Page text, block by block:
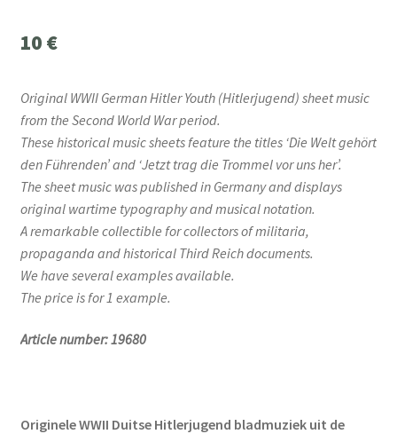
10 €
Original WWII German Hitler Youth (Hitlerjugend) sheet music
from the Second World War period.
These historical music sheets feature the titles ‘Die Welt gehört
den Führenden’ and ‘Jetzt trag die Trommel vor uns her’.
The sheet music was published in Germany and displays
original wartime typography and musical notation.
A remarkable collectible for collectors of militaria,
propaganda and historical Third Reich documents.
We have several examples available.
The price is for 1 example.
Article number: 19680
Originele WWII Duitse Hitlerjugend bladmuziek uit de